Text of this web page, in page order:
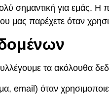
σημαντική για εμάς. Η
μας παρέχετε όταν
τα ακόλουθα
email) όταν